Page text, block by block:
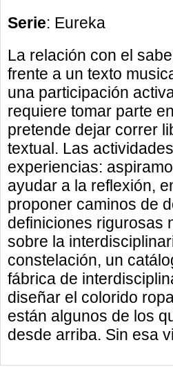
Serie: Eureka
La relación con el
frente a un texto
una participación
requiere tomar parte
pretende dejar correr
textual. Las
experiencias:
ayudar a la reflexión,
proponer caminos de
definiciones rigurosas
sobre la
constelación, un
fábrica de
diseñar el colorido
están algunos de los
desde arriba. Sin esa